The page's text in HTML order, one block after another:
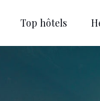
Top hôtels